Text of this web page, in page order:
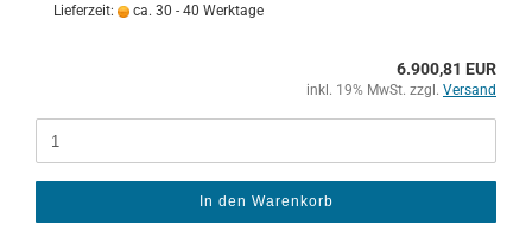
Lieferzeit:
ca. 30 - 40 Werktage
6.900,81 EUR
inkl. 19% MwSt. zzgl. Versand
In den Warenkorb